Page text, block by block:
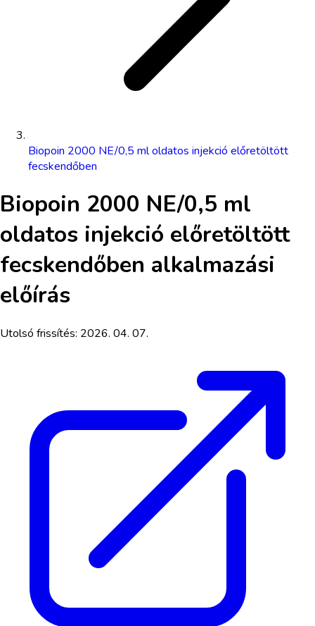
Biopoin 2000 NE/0,5 ml oldatos injekció előretöltött
fecskendőben
Biopoin 2000 NE/0,5 ml
oldatos injekció előretöltött
fecskendőben alkalmazási
előírás
Utolsó frissítés: 2026. 04. 07.